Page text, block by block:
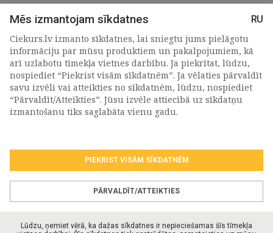
PIETEIKTIES MŪSU JAUNUMIEM
Piekrītu personasdatu apstrādes noteikumiem
Mēs izmantojam sīkdatnes
RU
Ciekurs.lv izmanto sīkdatnes, lai sniegtu jums pielāgotu
informāciju par mūsu produktiem un pakalpojumiem, kā
arī uzlabotu tīmekļa vietnes darbību. Ja piekrītat, lūdzu,
nospiediet “Piekrist visām sīkdatnēm”. Ja vēlaties pārvaldīt
savu izvēli vai atteikties no sīkdatnēm, lūdzu, nospiediet
“Pārvaldīt/Atteikties”. Jūsu izvēle attiecībā uz sīkdatņu
izmantošanu tiks saglabāta vienu gadu.
PIEKRIST VISĀM SĪKDATNĒM
PĀRVALDĪT/ATTEIKTIES
Lūdzu, ņemiet vērā, ka dažas sīkdatnes ir nepieciešamas šīs tīmekļa